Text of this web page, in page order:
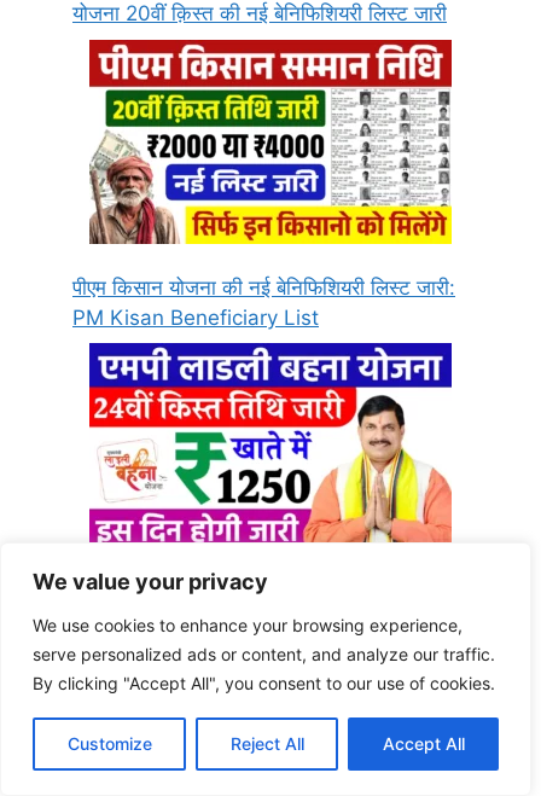
We value your privacy
We use cookies to enhance your browsing experience,
serve personalized ads or content, and analyze our traffic.
By clicking "Accept All", you consent to our use of cookies.
Customize Reject All Accept All
योजना 20वीं क़िस्त की नई बेनिफिशियरी लिस्ट जारी
पीएम किसान योजना की नई बेनिफिशियरी लिस्ट जारी:
PM Kisan Beneficiary List
Ladli Behna Yojana 24th Kist – इस तिथि को
मिलेगी सभी महिलाओं को 24वीं किस्त के 1250 रूपये,
यहाँ देखें पूरी जानकारी